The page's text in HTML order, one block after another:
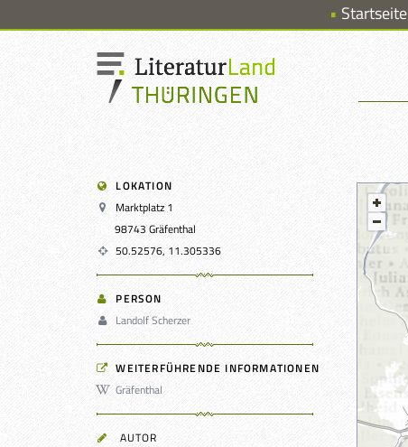
Startseite
LOKATION
Marktplatz 1
98743 Gräfenthal
50.52576, 11.305336
PERSON
Landolf Scherzer
WEITERFÜHRENDE INFORMATIONEN
Gräfenthal
AUTOR